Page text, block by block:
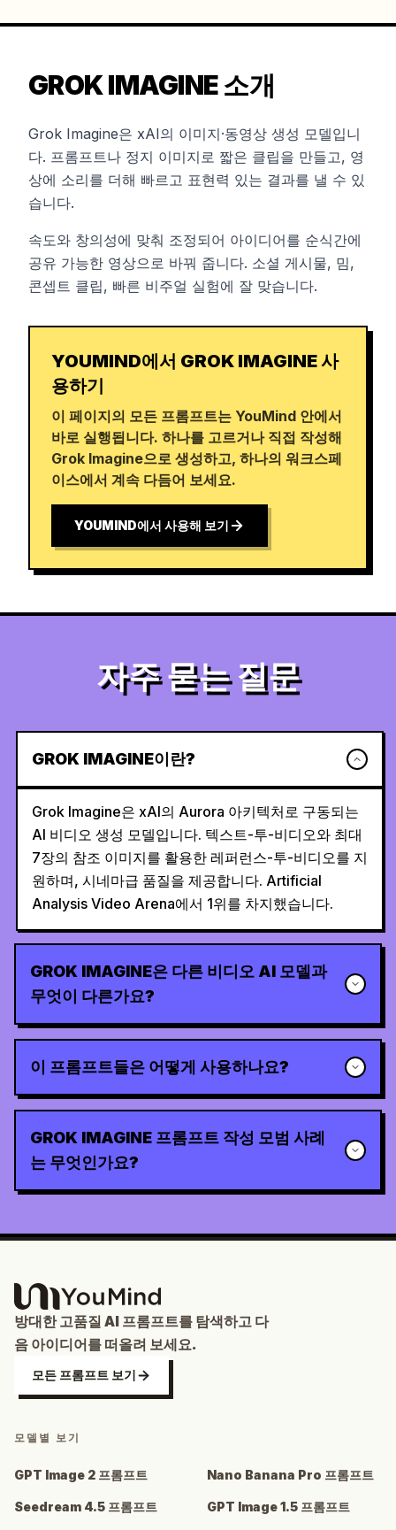
GROK IMAGINE 소개
Grok Imagine은 xAI의 이미지·동영상 생성 모델입니
다. 프롬프트나 정지 이미지로 짧은 클립을 만들고, 영
상에 소리를 더해 빠르고 표현력 있는 결과를 낼 수 있
습니다.
속도와 창의성에 맞춰 조정되어 아이디어를 순식간에
공유 가능한 영상으로 바꿔 줍니다. 소셜 게시물, 밈,
콘셉트 클립, 빠른 비주얼 실험에 잘 맞습니다.
YOUMIND에서 GROK IMAGINE 사
용하기
이 페이지의 모든 프롬프트는 YouMind 안에서
바로 실행됩니다. 하나를 고르거나 직접 작성해
Grok Imagine으로 생성하고, 하나의 워크스페
이스에서 계속 다듬어 보세요.
YOUMIND에서 사용해 보기
자주 묻는 질문
GROK IMAGINE이란?
Grok Imagine은 xAI의 Aurora 아키텍처로 구동되는
AI 비디오 생성 모델입니다. 텍스트-투-비디오와 최대
7장의 참조 이미지를 활용한 레퍼런스-투-비디오를 지
원하며, 시네마급 품질을 제공합니다. Artificial
Analysis Video Arena에서 1위를 차지했습니다.
GROK IMAGINE은 다른 비디오 AI 모델과
무엇이 다른가요?
이 프롬프트들은 어떻게 사용하나요?
GROK IMAGINE 프롬프트 작성 모범 사례
는 무엇인가요?
방대한 고품질 AI 프롬프트를 탐색하고 다
음 아이디어를 떠올려 보세요.
모든 프롬프트 보기
모델별 보기
GPT Image 2 프롬프트 Nano Banana Pro 프롬프트
Seedream 4.5 프롬프트 GPT Image 1.5 프롬프트